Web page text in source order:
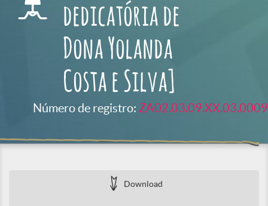
dedicatória de
Dona Yolanda
Costa e Silva]
Número de registro: ZA02.03.09.XX.03.0009
Download